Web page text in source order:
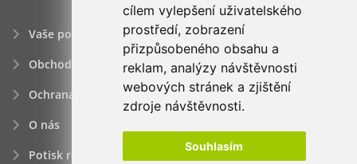
cílem vylepšení uživatelského
prostředí, zobrazení
přizpůsobeného obsahu a
reklam, analýzy návštěvnosti
webových stránek a zjištění
zdroje návštěvnosti.
Souhlasím
Vaše poptávka
Obchodní podmínky
Ochrana osobních údajú
O nás
Potisk reklamních předmětů